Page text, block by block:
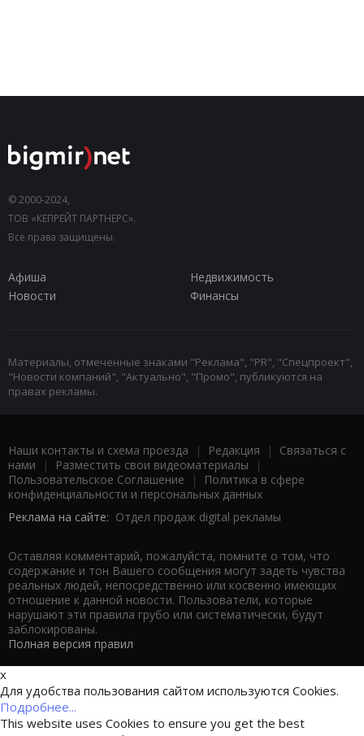
© 2000-2024,
ТОВ «КЕПРЕЙТ ПАРТНЕРС».
Все права защищены.
Афиша
Недвижимость
Новости
Финансы
Материалы, отмеченные знаками "Реклама", "PR", "Спецпроект",
"Новости компаний", "Актуально", "Промо", публикуются на
правах рекламы.
Наши контакты и схема проезда | Редакция | Связаться с
нами | Разместить свои видеоматериалы |
Пользовательское Соглашение |
Политика в сфере
конфиденциальности и персональных данных
Реклама на сайте: Отдел продаж digital рекламы
Оставляя комментарий, пожалуйста, помните о том, что
содержание и тон Вашего сообщения могут задеть чувства
реальных людей, непосредственно или косвенно имеющих
отношение к данной новости. Пользователи, которые
нарушают эти правила грубо или систематически, будут
заблокированы.
Полная версия правил
x
Для удобства пользования сайтом используются Cookies.
Подробнее...
This website uses Cookies to ensure you get the best